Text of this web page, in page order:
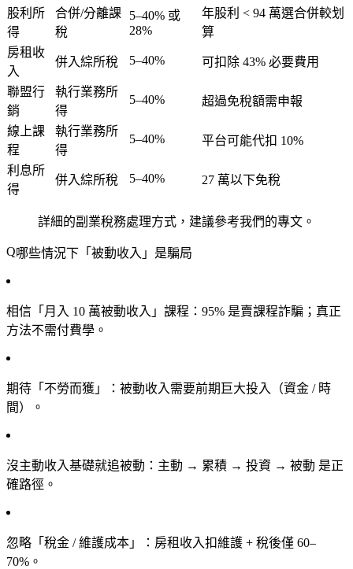
股利所
得
合併/分離課
稅
5–40% 或
28%
年股利 < 94 萬選合併較划
算
房租收
入
併入綜所稅 5–40% 可扣除 43% 必要費用
聯盟行
銷
執行業務所
得
5–40% 超過免稅額需申報
線上課
程
執行業務所
得
5–40% 平台可能代扣 10%
利息所
得
併入綜所稅 5–40% 27 萬以下免稅
詳細的副業稅務處理方式，建議參考我們的專文。
哪些情況下「被動收入」是騙局
相信「月入 10 萬被動收入」課程 ：95% 是賣課程詐騙；真正
方法不需付費學。
期待「不勞而獲」
：被動收入需要前期巨大投入（資金 / 時
間）。
沒主動收入基礎就追被動 ：主動 → 累積 → 投資 → 被動 是正
確路徑。
忽略「稅金 / 維護成本」
：房租收入扣維護 + 稅後僅 60–
70%。